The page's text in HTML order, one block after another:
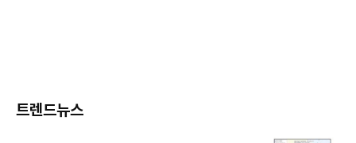
트렌드뉴스